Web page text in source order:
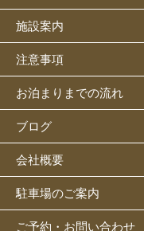
施設案内
注意事項
お泊まりまでの流れ
ブログ
会社概要
駐車場のご案内
ご予約・お問い合わせ